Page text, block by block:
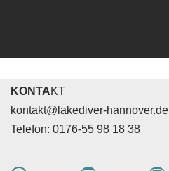
KONTAKT
kontakt@lakediver-hannover.de
Telefon: 0176-55 98 18 38